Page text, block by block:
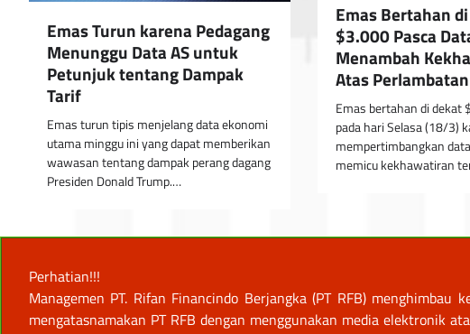
Emas Turun karena Pedagang
Menunggu Data AS untuk
Petunjuk tentang Dampak
Tarif
Emas turun tipis menjelang data ekonomi
utama minggu ini yang dapat memberikan
wawasan tentang dampak perang dagang
Presiden Donald Trump.…
Emas Bertahan
$3.000 Pasca
Menambah
Atas Perlambatan
Emas bertahan di dekat
pada hari Selasa (18/3)
mempertimbangkan
memicu kekhawatiran
Perhatian!!!
Managemen PT. Rifan Financindo Berjangka (PT RFB)
mengatasnamakan PT RFB dengan menggunakan media elektronik